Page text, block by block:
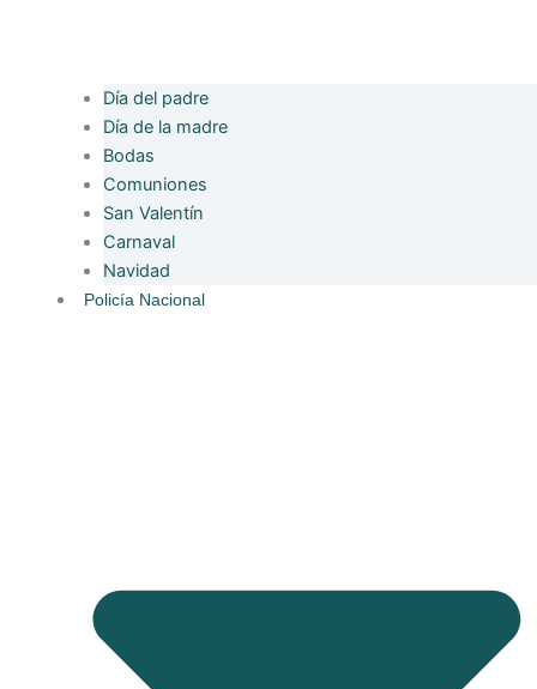
Día del padre
Día de la madre
Bodas
Comuniones
San Valentín
Carnaval
Navidad
Policía Nacional